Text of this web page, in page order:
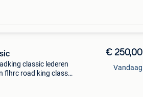
classic lederen
flhrc road king classic
€ 250,00
Vandaag